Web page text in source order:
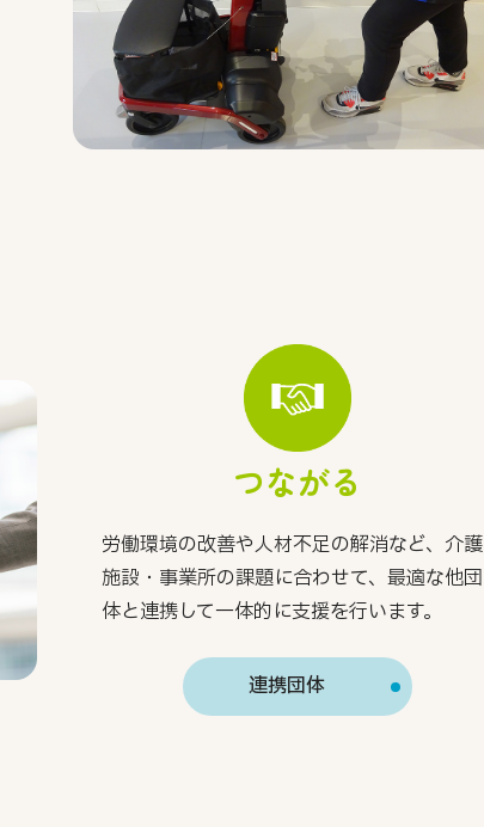
つながる
労働環境の改善や人材不足の解消など、介護
施設・事業所の課題に合わせて、最適な他団
体と連携して一体的に支援を行います。
連携団体